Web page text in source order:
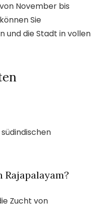
November bis
Sie
und die Stadt in vollen
Rajapalayam?
Zucht von